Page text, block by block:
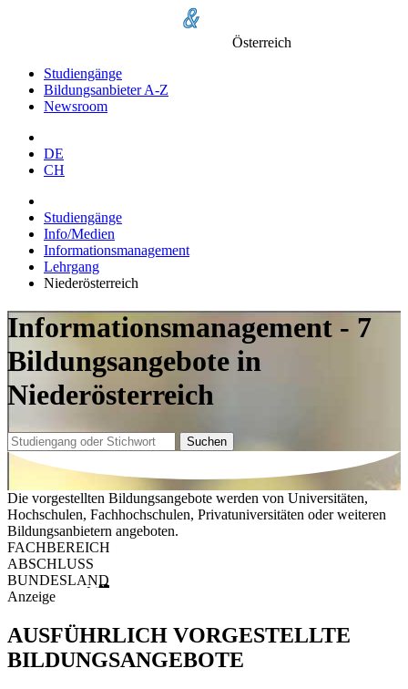
Österreich
Studiengänge
Bildungsanbieter A-Z
Newsroom
DE
CH
Studiengänge
Info/Medien
Informationsmanagement
Lehrgang
Niederösterreich
Informationsmanagement - 7
Bildungsangebote in
Niederösterreich
Suchen
Die vorgestellten Bildungsangebote werden von Universitäten,
Hochschulen, Fachhochschulen, Privatuniversitäten oder weiteren
Bildungsanbietern angeboten.
FACHBEREICH
ABSCHLUSS
BUNDESLAND
Anzeige
AUSFÜHRLICH VORGESTELLTE
BILDUNGSANGEBOTE